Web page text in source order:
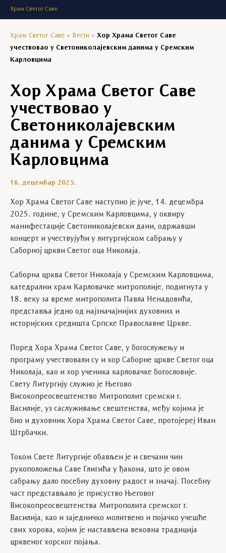
Храм Светог Саве
Храм Светог Саве » Вести » Хор Храма Светог Саве
учествовао у Светониколајевским данима у Сремским
Карловцима
Хор Храма Светог Саве
учествовао у
Светониколајевским
данима у Сремским
Карловцима
16. децембар 2025.
Хор Храма Светог Саве наступио је јуче, 14. децембра
2025. године, у Сремским Карловцима, у оквиру
манифестације Светониколајевски дани, одржавши
концерт и учествујући у литургијском сабрању у
Саборној цркви Светог оца Николаја.
Саборна црква Светог Николаја у Сремским Карловцима,
катедрални храм Карловачке митрополије, подигнута у
18. веку за време митрополита Павла Ненадовића,
представља једно од најзначајнијих духовних и
историјских средишта Српске Православне Цркве.
Поред Хора Храма Светог Саве, у богослужењу и
програму учествовали су и хор Саборне цркве Светог оца
Николаја, као и хор ученика карловачке богословије.
Свету Литургију служио је Његово
Високопреосвештенство Митрополит сремски г.
Василије, уз саслуживање свештенства, међу којима је
био и духовник Хора Храма Светог Саве, протојереј Иван
Штрбачки.
Током Свете Литургије обављен је и свечани чин
рукоположења Саве Глигића у ђакона, што је овом
сабрању дало посебну духовну радост и значај. Посебну
част представљало је присуство Његовог
Високопреосвештенства Митрополита сремског г.
Василија, као и заједничко молитвено и појачко учешће
свих хорова, којим је настављена вековна традиција
црквеног хорског појања.